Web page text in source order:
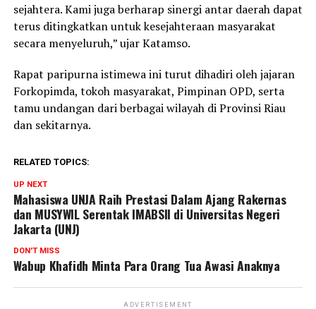
sejahtera. Kami juga berharap sinergi antar daerah dapat
terus ditingkatkan untuk kesejahteraan masyarakat
secara menyeluruh,” ujar Katamso.
Rapat paripurna istimewa ini turut dihadiri oleh jajaran
Forkopimda, tokoh masyarakat, Pimpinan OPD, serta
tamu undangan dari berbagai wilayah di Provinsi Riau
dan sekitarnya.
RELATED TOPICS:
UP NEXT
Mahasiswa UNJA Raih Prestasi Dalam Ajang Rakernas
dan MUSYWIL Serentak IMABSII di Universitas Negeri
Jakarta (UNJ)
DON'T MISS
Wabup Khafidh Minta Para Orang Tua Awasi Anaknya
ADVERTISEMENT